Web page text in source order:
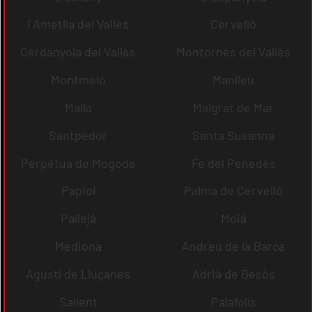
l´Ametlla del Vallès
Cervelló
Cerdanyola del Vallès
Montornès del Vallès
Montmeló
Manlleu
Malla
Malgrat de Mar
Santpedor
Santa Susanna
Perpètua de Mogoda
Fe del Penedès
Papiol
Palma de Cervelló
Pallejà
Moià
Mediona
Andreu de la Barca
Agustí de Lluçanès
Adrià de Besòs
Sallent
Palafolls